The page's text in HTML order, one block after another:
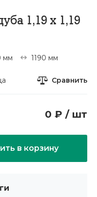
1,19 х 1,19
мм 1190 мм
Сравнить
0 ₽ / шт
в корзину